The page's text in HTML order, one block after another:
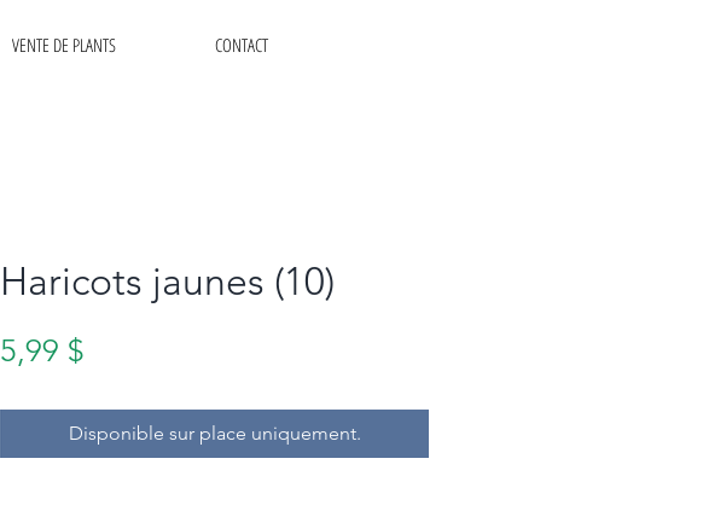
VENTE DE PLANTS CONTACT
Haricots jaunes (10)
5,99 $
Disponible sur place uniquement.